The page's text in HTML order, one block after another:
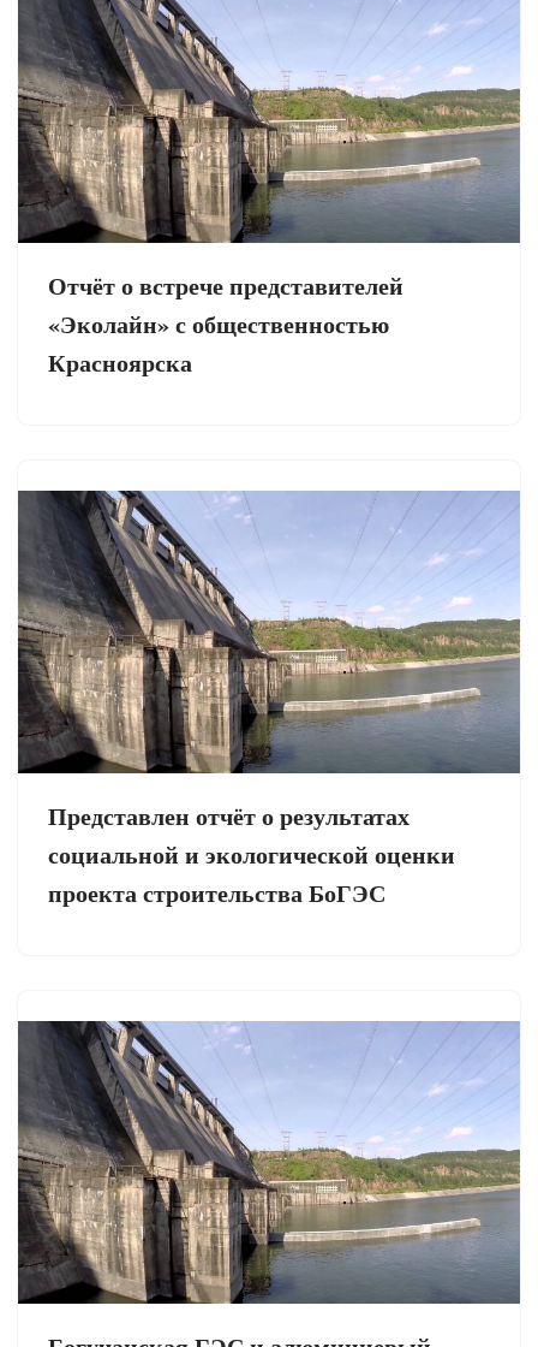
Отчёт о встрече представителей
«Эколайн» с общественностью
Красноярска
Представлен отчёт о результатах
социальной и экологической оценки
проекта строительства БоГЭС